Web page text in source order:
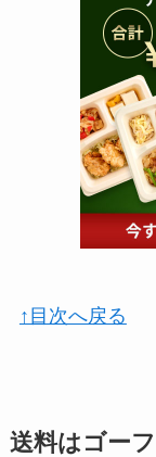
↑目次へ戻る
送料はゴー